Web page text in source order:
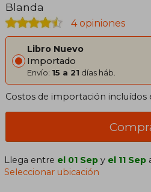
Blanda
4 opiniones
Libro Nuevo
Importado
Envío: 15 a 21 días háb.
Costos de importación incluídos
Llega entre el 01 Sep y el 11 Sep
Seleccionar ubicación